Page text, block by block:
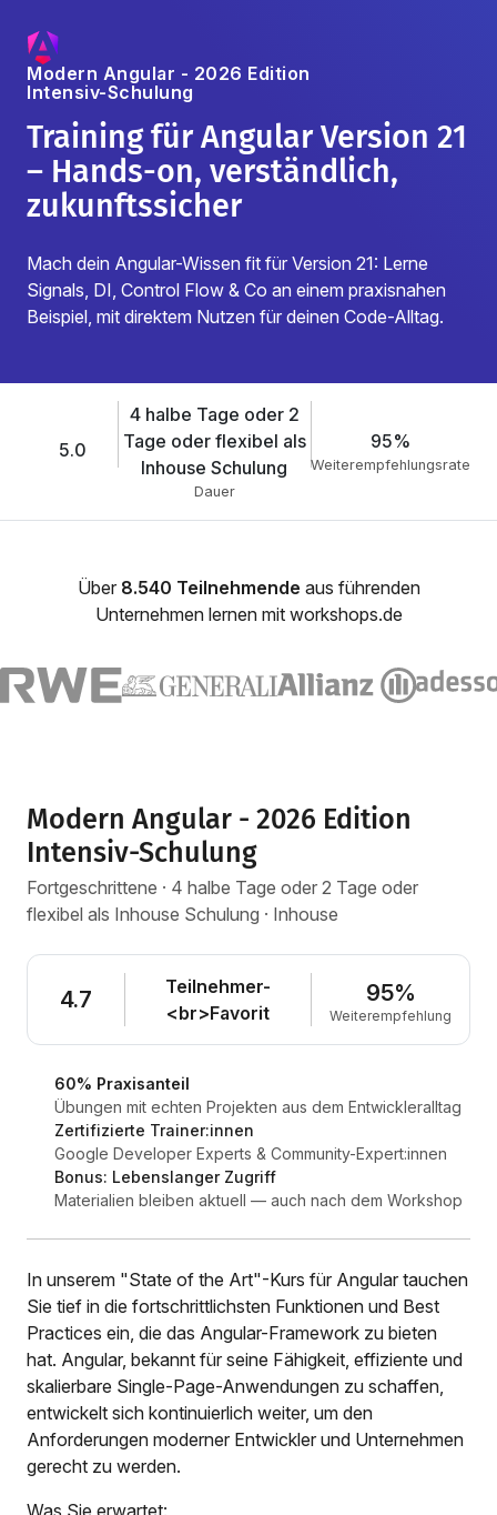
Modern Angular - 2026 Edition
Intensiv-Schulung
Training für Angular Version 21
– Hands-on, verständlich,
zukunftssicher
Mach dein Angular-Wissen fit für Version 21: Lerne
Signals, DI, Control Flow & Co an einem praxisnahen
Beispiel, mit direktem Nutzen für deinen Code-Alltag.
5.0
4 halbe Tage oder 2
Tage oder flexibel als
Inhouse Schulung
Dauer
95%
Weiterempfehlungsrate
Über 8.540 Teilnehmende aus führenden
Unternehmen lernen mit workshops.de
Modern Angular - 2026 Edition
Intensiv-Schulung
Fortgeschrittene · 4 halbe Tage oder 2 Tage oder
flexibel als Inhouse Schulung · Inhouse
4.7
Teilnehmer-
<br>Favorit
95%
Weiterempfehlung
60% Praxisanteil
Übungen mit echten Projekten aus dem Entwickleralltag
Zertifizierte Trainer:innen
Google Developer Experts & Community-Expert:innen
Bonus: Lebenslanger Zugriff
Materialien bleiben aktuell — auch nach dem Workshop
In unserem "State of the Art"-Kurs für Angular tauchen
Sie tief in die fortschrittlichsten Funktionen und Best
Practices ein, die das Angular-Framework zu bieten
hat. Angular, bekannt für seine Fähigkeit, effiziente und
skalierbare Single-Page-Anwendungen zu schaffen,
entwickelt sich kontinuierlich weiter, um den
Anforderungen moderner Entwickler und Unternehmen
gerecht zu werden.